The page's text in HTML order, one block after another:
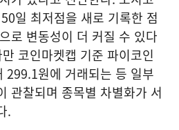
일 최저점을 새로 기록한 점
로 변동성이 더 커질 수 있다
코인마켓캡 기준 파이코인
299.1원에 거래되는 등 일부
관찰되며 종목별 차별화가 서
.